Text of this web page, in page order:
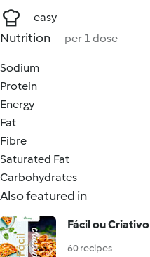
easy
Nutrition per 1 dose
Sodium
Protein
Energy
Fat
Fibre
Saturated Fat
Carbohydrates
Also featured in
Fácil ou Criativo
60 recipes